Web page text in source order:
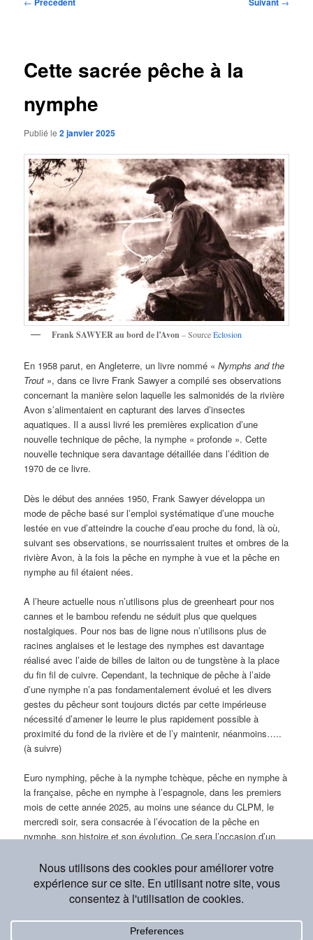
Cette sacrée pêche à la
nymphe
Publié le2 janvier 2025
Frank SAWYER au bord de l’Avon– SourceÉclosion
En 1958 parut, en Angleterre, un livre nommé «Nymphs and the
Trout », dans ce livre Frank Sawyer a compilé ses observations
concernant la manière selon laquelle les salmonidés de la rivière
Avon s’alimentaient en capturant des larves d’insectes
aquatiques. Il a aussi livré les premières explication d’une
nouvelle technique de pêche, la nymphe « profonde ». Cette
nouvelle technique sera davantage détaillée dans l’édition de
1970 de ce livre.
Dès le début des années 1950, Frank Sawyer développa un
mode de pêche basé sur l’emploi systématique d’une mouche
lestée en vue d’atteindre la couche d’eau proche du fond, là où,
suivant ses observations, se nourrissaient truites et ombres de la
rivière Avon, à la fois la pêche en nymphe à vue et la pêche en
nymphe au fil étaient nées.
A l’heure actuelle nous n’utilisons plus de greenheart pour nos
cannes et le bambou refendu ne séduit plus que quelques
nostalgiques. Pour nos bas de ligne nous n’utilisons plus de
racines anglaises et le lestage des nymphes est davantage
réalisé avec l’aide de billes de laiton ou de tungstène à la place
du fin fil de cuivre. Cependant, la technique de pêche à l’aide
d’une nymphe n’a pas fondamentalement évolué et les divers
gestes du pêcheur sont toujours dictés par cette impérieuse
nécessité d’amener le leurre le plus rapidement possible à
proximité du fond de la rivière et de l’y maintenir, néanmoins…..
(à suivre)
Euro nymphing, pêche à la nymphe tchèque, pêche en nymphe à
la française, pêche en nymphe à l’espagnole, dans les premiers
mois de cette année 2025, au moins une séance du CLPM, le
mercredi soir, sera consacrée à l’évocation de la pêche en
nymphe, son histoire et son évolution. Ce sera l’occasion d’un
de cette technique.
Ce contenu a été publié dansNon classé par Georges . Mettez-le en
favori avec sonpermalien.